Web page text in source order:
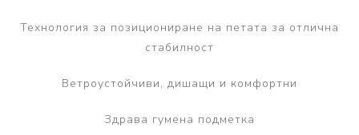
Технология за позициониране на петата за отлична
стабилност
Ветроустойчиви, дишащи и комфортни
Здрава гумена подметка